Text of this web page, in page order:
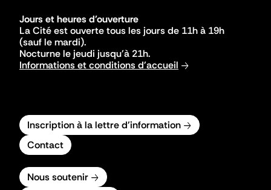
Jours et heures d'ouverture
La Cité est ouverte tous les jours de 11h à 19h
(sauf le mardi).
Nocturne le jeudi jusqu'à 21h.
Informations et conditions d'accueil
Inscription à la lettre d'information
Contact
Nous soutenir